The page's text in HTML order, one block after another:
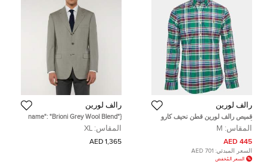
رالف لورين
قميص رالف لورين قطن نحيف كارو
أخضر مقاس متوسط
المقاس: M
445 AED
السعر المبدئي: 701 AED
السعر المُخفض
رالف لورين
{"name": "Brioni Grey Wool Blend
Regular Fit Palatino Blazer XL",
"name_ar":
"\u062c\u0627\u0643\u064a\u062a
المقاس: XL
1,365 AED